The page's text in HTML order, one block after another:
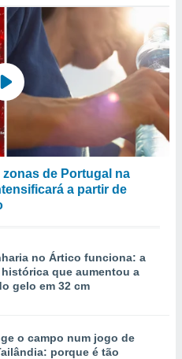
zonas de Portugal na
a partir de
no Ártico funciona: a
que aumentou a
gelo em 32 cm
o campo num jogo de
porque é tão